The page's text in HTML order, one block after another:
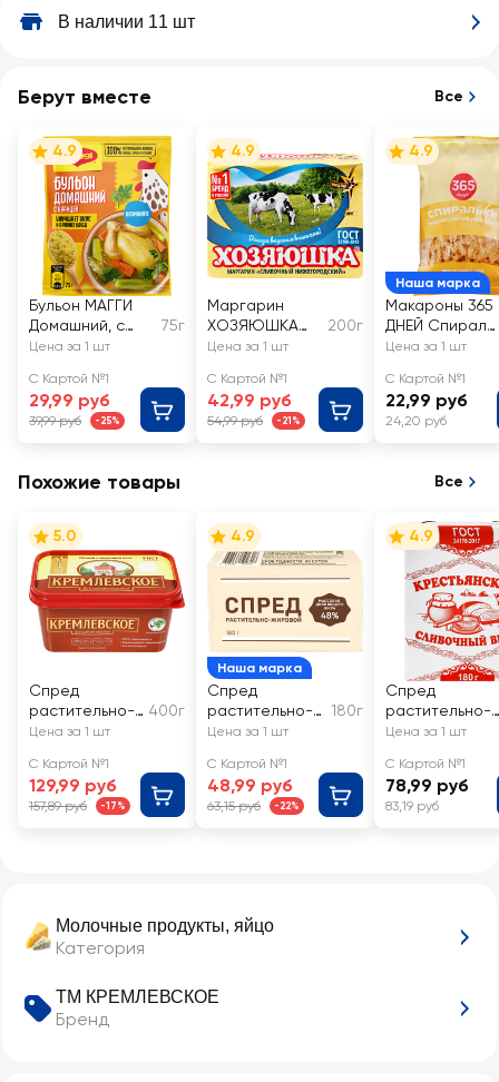
В наличии 11 шт
Молочные продукты, яйцо
Категория
ТМ КРЕМЛЕВСКОЕ
Бренд
Берут вместе Все
4.9
Бульон МАГГИ
Домашний, с
курицей,
зеленью
75г
Цена за 1 шт
С Картой №1
29,99 руб
39,99 руб -25%
4.9
Маргарин
ХОЗЯЮШКА
Сливочный
200г
Цена за 1 шт
С Картой №1
42,99 руб
54,99 руб -21%
Наша марка
4.9
Макароны 365
ДНЕЙ Спираль,
группа В
Цена за 1 шт
С Картой №1
22,99 руб
24,20 руб
Похожие товары Все
5.0
Спред
растительно-
жировой ТМ
60%, без змж
400г
Цена за 1 шт
С Картой №1
129,99 руб
157,89 руб -17%
Наша марка
4.9
Спред
растительно-
жировой 48%, с
180г
Цена за 1 шт
С Картой №1
48,99 руб
63,15 руб -22%
4.9
Спред
растительно-
жировой
Сливочник
Цена за 1 шт
С Картой №1
78,99 руб
83,19 руб